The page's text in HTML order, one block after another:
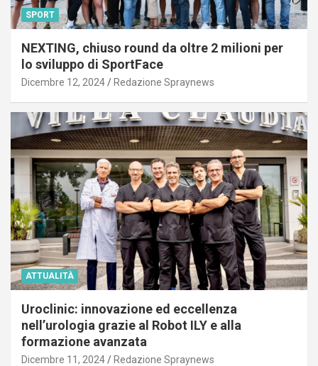
SPORT
NEXTING, chiuso round da oltre 2 milioni per
lo sviluppo di SportFace
Dicembre 12, 2024 Redazione Spraynews
ATTUALITÀ
Uroclinic: innovazione ed eccellenza
nell’urologia grazie al Robot ILY e alla
formazione avanzata
Dicembre 11, 2024 Redazione Spraynews